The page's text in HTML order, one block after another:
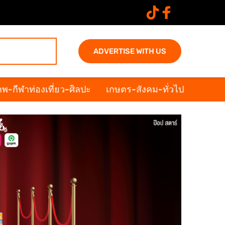
ADVERTISE WITH US
-กีฬาท่องเที่ยว-ศิลปะ เกษตร-สังคม-ทั่วไป